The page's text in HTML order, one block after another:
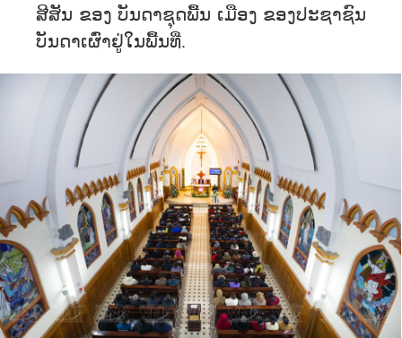
ສີສັນ ຂອງ ບັນດາຊຸດພື້ນ ເມືອງ ຂອງປະຊາຊົນ
ບັນດາເຜົ່າຢູ່ໃນພື້ນທີ່.